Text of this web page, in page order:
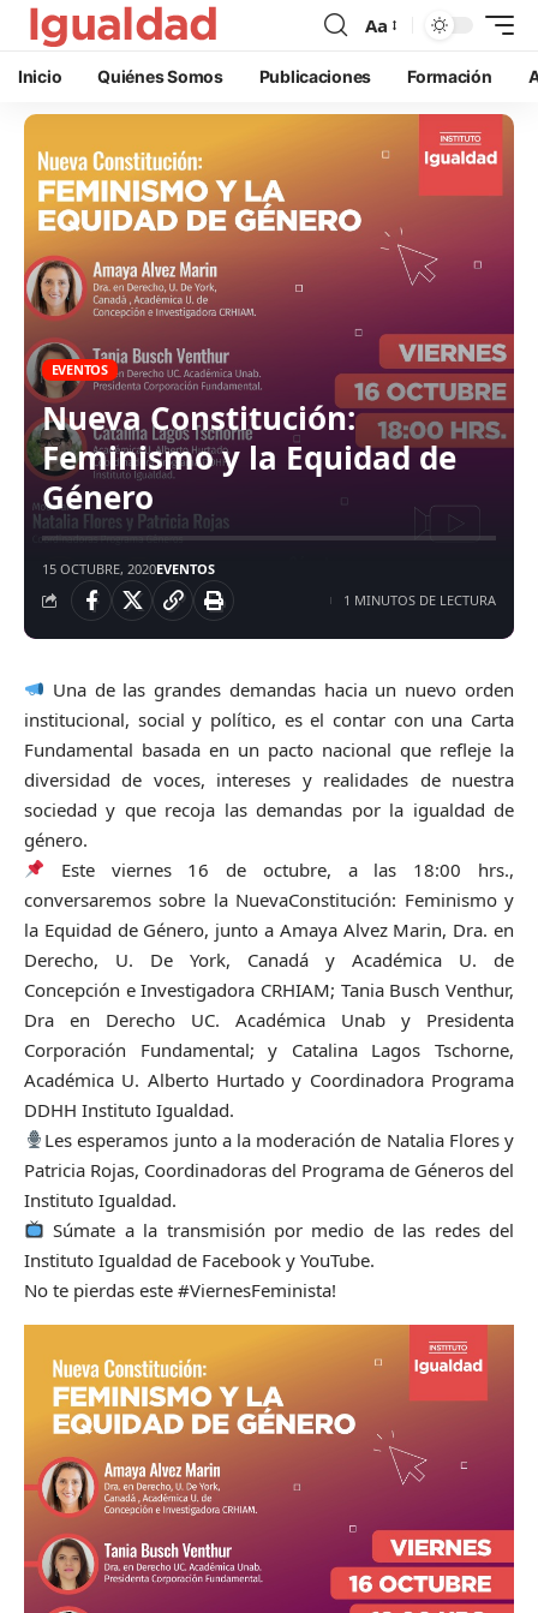
Aa
Inicio Quiénes Somos Publicaciones Formación
EVENTOS
Nueva Constitución:
Feminismo y la Equidad de
Género
15 OCTUBRE, 2020EVENTOS
1 MINUTOS DE LECTURA
Una de las grandes demandas hacia un nuevo orden
institucional, social y político, es el contar con una Carta
Fundamental basada en un pacto nacional que refleje la
diversidad de voces, intereses y realidades de nuestra
sociedad y que recoja las demandas por la igualdad de
género.
Este viernes 16 de octubre, a las 18:00 hrs.,
conversaremos sobre la NuevaConstitución: Feminismo y
la Equidad de Género, junto a Amaya Alvez Marin, Dra. en
Derecho, U. De York, Canadá y Académica U. de
Concepción e Investigadora CRHIAM; Tania Busch Venthur,
Dra en Derecho UC. Académica Unab y Presidenta
Corporación Fundamental; y Catalina Lagos Tschorne,
Académica U. Alberto Hurtado y Coordinadora Programa
DDHH Instituto Igualdad.
Les esperamos junto a la moderación de Natalia Flores y
Patricia Rojas, Coordinadoras del Programa de Géneros del
Instituto Igualdad.
Súmate a la transmisión por medio de las redes del
Instituto Igualdad de Facebook y YouTube.
No te pierdas este #ViernesFeminista!